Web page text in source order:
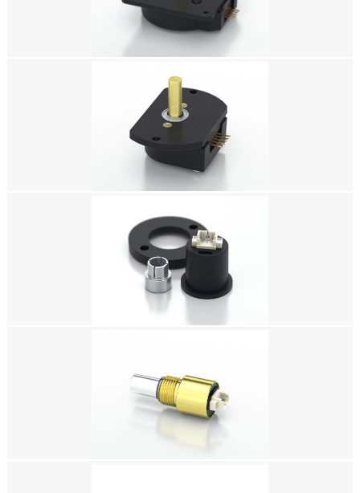
光学编码器，增量式光轴编码器，增量式编码器，相对编码器，增量型编码
美国US DIGITAL编码器，H3 球轴承光轴编码器，增量式光电编码器，增量式
光学编码器，增量式光轴编码器，增量式编码器，相对编码器，增量型编码
美国US DIGITAL编码器，H1 球轴承光轴编码器，增量式光电编码器，增量式
光学编码器，增量式光轴编码器，增量式编码器，相对编码器，增量型编码
美国US DIGITAL编码器，MAE3 绝对式磁轴编码器套件，绝对式光电编码
器，绝对式光学编码器，绝对式编码器，绝对值编码器，绝对型编码器，绝对